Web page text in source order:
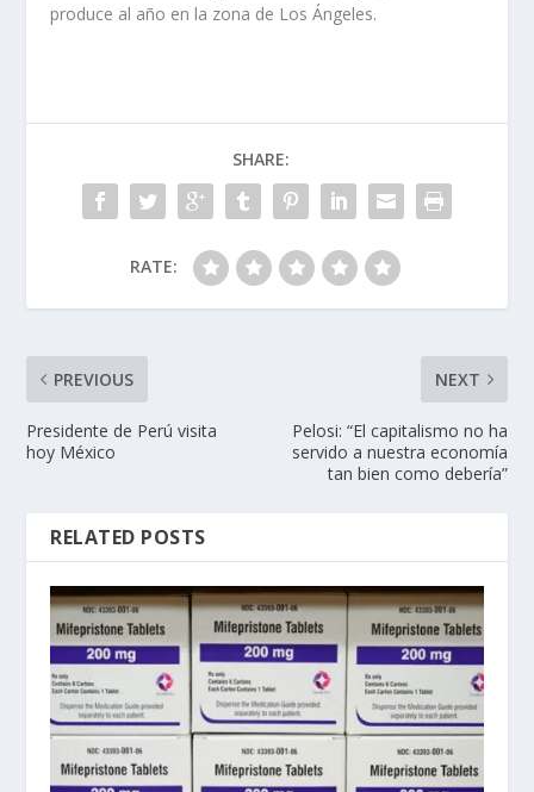
produce al año en la zona de Los Ángeles.
SHARE:
RATE:
PREVIOUS
Presidente de Perú visita
hoy México
NEXT
Pelosi: “El capitalismo no ha
servido a nuestra economía
tan bien como debería”
RELATED POSTS